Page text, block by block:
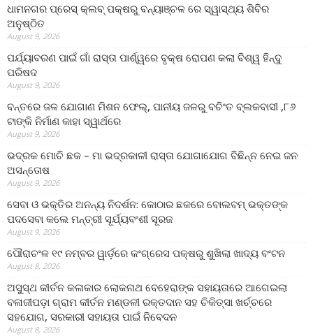
ଧାମନଗର ପ୍ରେସ୍ କ୍ଲବ୍ ପକ୍ଷରୁ ବନ୍ୟାଞ୍ଚଳ ରେ ସ୍ୱାସ୍ଥ୍ୟ ଶିବିର
ଅନୁଷ୍ଠିତ
August 9, 2026
ପର୍ଯ୍ୟାବରଣ ପାଇଁ ଗାଁ ରାସ୍ତା ପାର୍ଶ୍ୱରେ ବୃକ୍ଷ ରୋପଣ କଲା ବିଶ୍ୱ ହିନ୍ଦୁ
ପରିଷଦ
August 9, 2026
ବନ୍ତରେ ଜଳ ଯୋଗାଣ ମିଶନ ଫେଲ୍‌, ପାନୀୟ ଜଳରୁ ବଚିଂତ ବ୍ଲକବାସୀ ,୮୬
ଟାଙ୍କି ନିର୍ମାଣ କାହା ସ୍ୱାର୍ଥରେ
August 9, 2026
ଭଦ୍ରକ ମୋଚି ଛକ – ମା ଭଦ୍ରକାଳୀ ରାସ୍ତା ଯୋଗାଯୋଗ ବିଛିନ୍ନ ନେଇ ଜନ
ଅସନ୍ତୋଷ
August 9, 2026
ସେବା ଓ ଭକ୍ତିର ଅନନ୍ୟ ନିଦର୍ଶନ: କୋଠାର ଛକରେ ବୋଲବମ୍ ଭକ୍ତଙ୍କ
ପଦସେବା କଲେ ମନ୍ତ୍ରୀ ସୂର୍ଯ୍ୟବଂଶୀ ସୂରଜ
August 9, 2026
ପୌରାଚଂଳ ୧୯ ନମ୍ବର ୱାର୍ଡ଼ରେ କଂଗ୍ରେସ ପକ୍ଷରୁ ଶୁଖିଲା ଖାଦ୍ୟ ବଂଟନ
August 8, 2026
ଅସୁସ୍ଥ କୀର୍ତନ କଳାକାର ଲୋକନାଥ ବେହେରାଙ୍କ ସହାୟତାରେ ଆଗେଇଲା
ବଳାଜୀପଡ଼ା ଗ୍ରାମ କୀର୍ତନ ମଣ୍ଡଳୀ ରକ୍ତଦାନ ସହ ଚିକିତ୍ସା ଖର୍ଚ୍ଚରେ
ସହଯୋଗ, ସରକାରୀ ସହାୟତା ପାଇଁ ନିବେଦନ
August 8, 2026